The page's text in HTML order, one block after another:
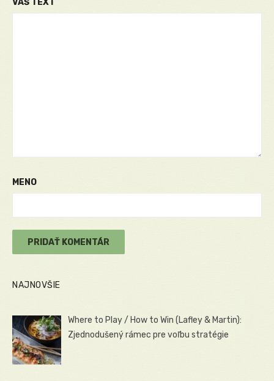
MENO
NAJNOVŠIE
Where to Play / How to Win (Lafley & Martin):
Zjednodušený rámec pre voľbu stratégie